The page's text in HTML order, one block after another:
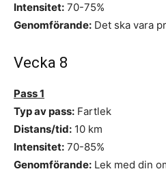
Intensitet: 70-75%
Genomförande: Det ska vara
Vecka 8
Pass 1
Typ av pass: Fartlek
Distans/tid: 10 km
Intensitet: 70-85%
Genomförande: Lek med din